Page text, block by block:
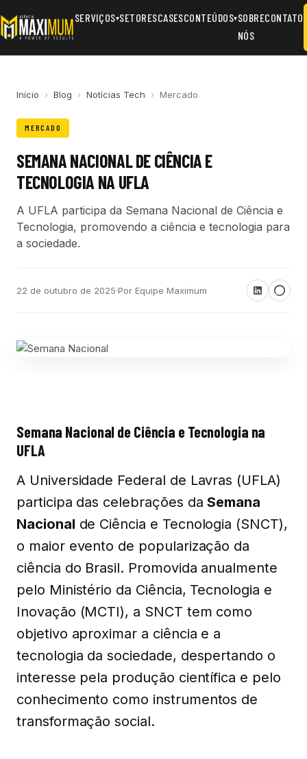
SERVIÇOS▾SETORESCASESCONTEÚDOS▾SOBRE
NÓS
CONTATO
Início › Blog › Notícias Tech › Mercado
MERCADO
SEMANA NACIONAL DE CIÊNCIA E
TECNOLOGIA NA UFLA
A UFLA participa da Semana Nacional de Ciência e
Tecnologia, promovendo a ciência e tecnologia para
a sociedade.
22 de outubro de 2025·Por Equipe Maximum
Semana Nacional de Ciência e Tecnologia na
UFLA
A Universidade Federal de Lavras (UFLA)
participa das celebrações daSemana
Nacional de Ciência e Tecnologia (SNCT),
o maior evento de popularização da
ciência do Brasil. Promovida anualmente
pelo Ministério da Ciência, Tecnologia e
Inovação (MCTI), a SNCT tem como
objetivo aproximar a ciência e a
tecnologia da sociedade, despertando o
interesse pela produção científica e pelo
conhecimento como instrumentos de
transformação social.